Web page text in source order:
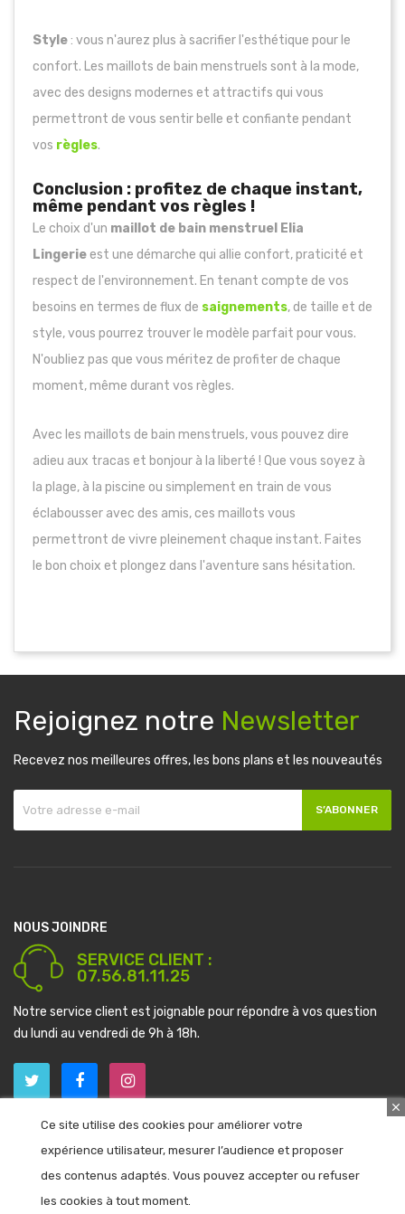
Style: vous n'aurez plus à sacrifier l'esthétique pour le
confort. Les maillots de bain menstruels sont à la mode,
avec des designs modernes et attractifs qui vous
permettront de vous sentir belle et confiante pendant
vos règles.
Conclusion : profitez de chaque instant,
même pendant vos règles !
Le choix d'un maillot de bain menstruel Elia
Lingerieest une démarche qui allie confort, praticité et
respect de l'environnement. En tenant compte de vos
besoins en termes de flux de saignements, de taille et de
style, vous pourrez trouver le modèle parfait pour vous.
N'oubliez pas que vous méritez de profiter de chaque
moment, même durant vos règles.
Avec les maillots de bain menstruels, vous pouvez dire
adieu aux tracas et bonjour à la liberté ! Que vous soyez à
la plage, à la piscine ou simplement en train de vous
éclabousser avec des amis, ces maillots vous
permettront de vivre pleinement chaque instant. Faites
le bon choix et plongez dans l'aventure sans hésitation.
Rejoignez notre Newsletter
Recevez nos meilleures offres, les bons plans et les nouveautés
S’ABONNER
NOUS JOINDRE
SERVICE CLIENT :
07.56.81.11.25
Notre service client est joignable pour répondre à vos question
du lundi au vendredi de 9h à 18h.
INFORMATIONS
Ce site utilise des cookies pour améliorer votre
expérience utilisateur, mesurer l’audience et proposer
des contenus adaptés. Vous pouvez accepter ou refuser
les cookies à tout moment.
CATALOGUE